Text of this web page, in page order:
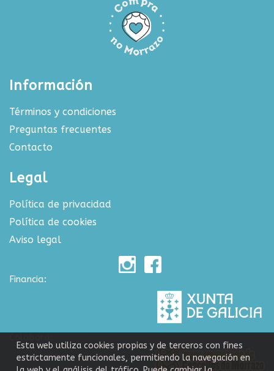
Información
Términos y condiciones
Preguntas frecuentes
Contacto
Legal
Política de privacidad
Política de cookies
Aviso legal
Financia:
Esta web utiliza cookies propias y de terceros con fines
estrictamente funcionales, permitiendo la navegación en